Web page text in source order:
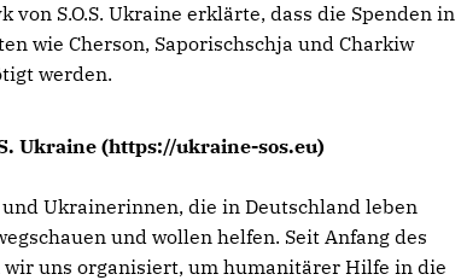
von S.O.S. Ukraine erklärte, dass die Spenden in
wie Cherson, Saporischschja und Charkiw
werden.
Ukraine (https://ukraine-sos.eu)
Ukrainerinnen, die in Deutschland leben
und wollen helfen. Seit Anfang des
wir uns organisiert, um humanitärer Hilfe in die